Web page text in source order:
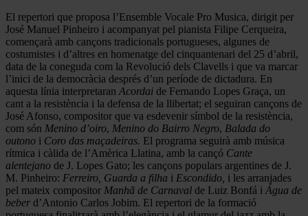
El repertori que proposa l’Ensemble Vocale Pro Musica, dirigit per
José Manuel Pinheiro i acompanyat pel pianista Filipe Cerqueira,
començarà amb cançons tradicionals portugueses, algunes de
costumistes i d’altres en homenatge del cinquantenari del 25 d’abril,
data de la coneguda com la Revolució dels Clavells i que va marcar
l’inici de la democràcia després d’un període de dictadura. En
aquesta línia interpretaran Acordai de Fernando Lopes Graça, un
cant a la resistència i la defensa de la llibertat; el seguiran cançons de
José Afonso, compositor que va esdevenir símbol de la resistència,
com són Menino d’oiro, Menino do Bairro Negro, Balada do
outono i Coro das maçadeiras. El programa seguirà amb música
rítmica i càlida de l’Amèrica Llatina, amb la cançó Cante
alentejano de J. Lopes Gato; les cançons populars argentines de J.
M. Pinheiro: Ferreiro, Guarda a filha i Escondido, i les arranjades
pel mateix compositor Manhã de Carnaval de Luiz Bonfá i Água de
beber d’Antonio Carlos Jobim. El repertori de la formació